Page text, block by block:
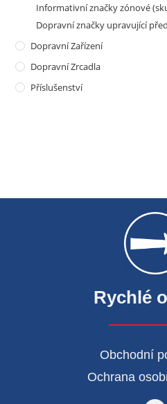
Informativní značky zónové
Dopravní značky upravující
Dopravní Zařízení
Dopravní Zrcadla
Příslušenství
Rychlé
Obchodní
Ochrana